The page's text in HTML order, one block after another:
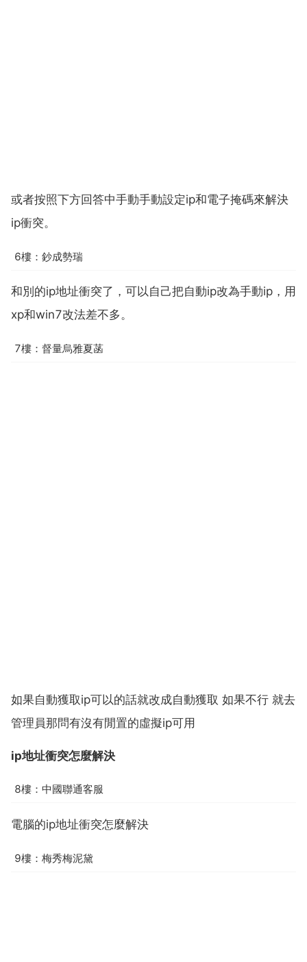
或者按照下方回答中手動手動設定ip和電子掩碼來解決
ip衝突。
6樓：鈔成勢瑞
和別的ip地址衝突了，可以自己把自動ip改為手動ip，用
xp和win7改法差不多。
7樓：督量烏雅夏菡
如果自動獲取ip可以的話就改成自動獲取 如果不行 就去
管理員那問有沒有閒置的虛擬ip可用
ip地址衝突怎麼解決
8樓：中國聯通客服
電腦的ip地址衝突怎麼解決
9樓：梅秀梅泥黛